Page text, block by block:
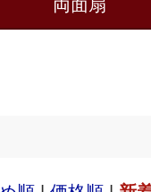
両面扇